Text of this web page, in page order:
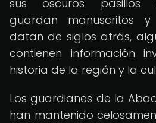
sus oscuros pasillos
guardan manuscritos
datan de siglos atrás,
contienen información
historia de la región y la
Los guardianes de la
han mantenido